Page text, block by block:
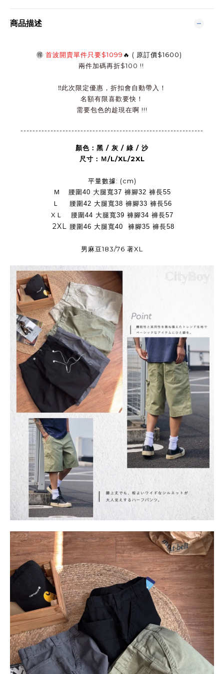
商品描述
🉐 首波開賣單件只要$1099 🔥 ( 原訂價$1600)
兩件加碼再折$100 !!
‼️此次限定優惠，折扣會自動帶入！
名額有限喜歡要快！
需要包色的趁現在啊 !!!
-------------------------------------------------------------
顏色：黑 / 灰 / 綠 / 沙
尺寸：Ｍ/L/XL/2XL
平量數據: (cm)
Ｍ
腰圍40 大腿寬37 褲腳32 褲長55
Ｌ 腰圍42 大腿寬38 褲腳33 褲長56
XＬ 腰圍44 大腿寬39 褲腳34 褲長57
2XL 腰圍46 大腿寬40 褲腳35 褲長58
男麻豆183/76 著XL